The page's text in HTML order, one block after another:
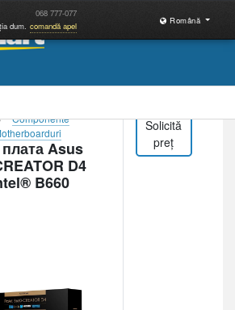
068 777-077
dum. comandă apel
Română
Componente
Asus
D4
B660
Solicită
preț